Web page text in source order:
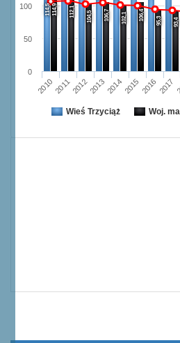
114,5114,9 112,1 104,5 106,7 102,1 106,4 95,3 93,4
201020112012201320142015 2016 2017
0
50
100
Wieś Trzyciąż Woj.